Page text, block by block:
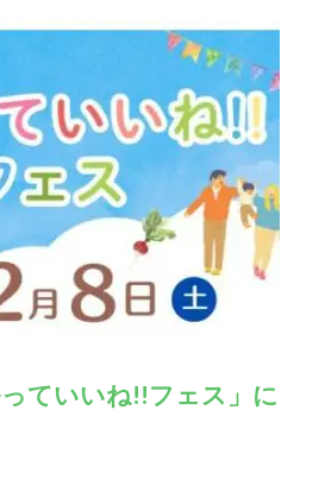
する
ていいね!!フェス」に